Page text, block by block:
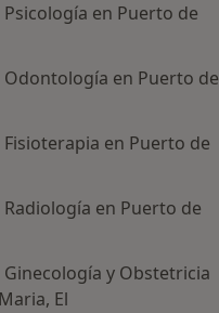
en Puerto de
en Puerto de
en Puerto de
en Puerto de
y Obstetricia
El